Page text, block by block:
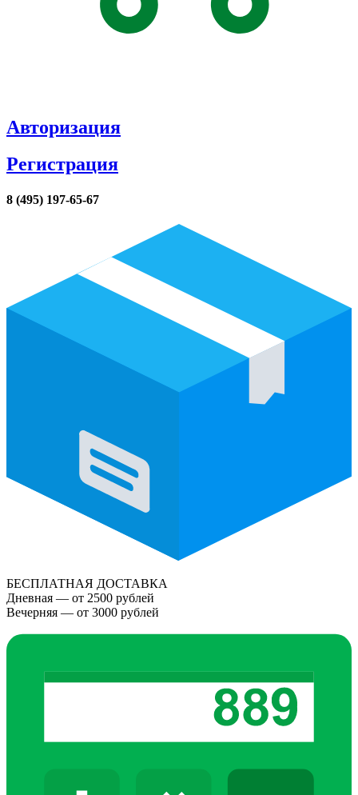
Авторизация
Регистрация
8 (495) 197-65-67
БЕСПЛАТНАЯ ДОСТАВКА
Дневная — от 2500 рублей
Вечерняя — от 3000 рублей